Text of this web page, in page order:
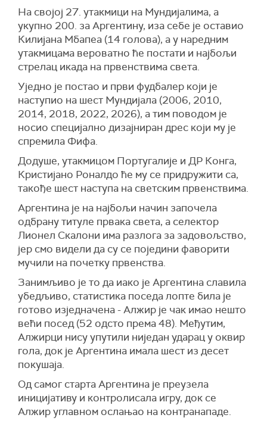
На својој 27. утакмици на Мундијалима, а
укупно 200. за Аргентину, иза себе је оставио
Килијана Мбапеа (14 голова), а у наредним
утакмицама вероватно ће постати и најбољи
стрелац икада на првенствима света.
Уједно је постао и први фудбалер који је
наступио на шест Мундијала (2006, 2010,
2014, 2018, 2022, 2026), а тим поводом је
носио специјално дизајниран дрес који му је
спремила Фифа.
Додуше, утакмицом Португалије и ДР Конга,
Кристијано Роналдо ће му се придружити са,
такође шест наступа на светским првенствима.
Аргентина је на најбољи начин започела
одбрану титуле првака света, а селектор
Лионел Скалони има разлога за задовољство,
јер смо видели да су се поједини фаворити
мучили на почетку првенства.
Занимљиво је то да иако је Аргентина славила
убедљиво, статистика поседа лопте била је
готово изједначена - Алжир је чак имао нешто
већи посед (52 одсто према 48). Међутим,
Алжирци нису упутили ниједан ударац у оквир
гола, док је Аргентина имала шест из десет
покушаја.
Од самог старта Аргентина је преузела
иницијативу и контролисала игру, док се
Алжир углавном ослањао на контранападе.